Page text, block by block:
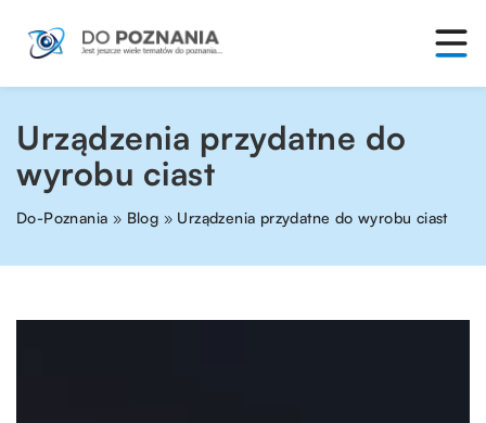
Urządzenia przydatne do
wyrobu ciast
Do-Poznania » Blog » Urządzenia przydatne do wyrobu ciast